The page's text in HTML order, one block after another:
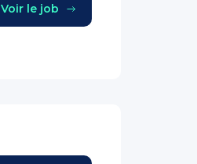
Voir le job